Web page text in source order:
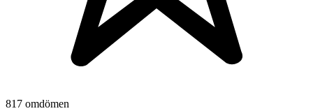
817 omdömen